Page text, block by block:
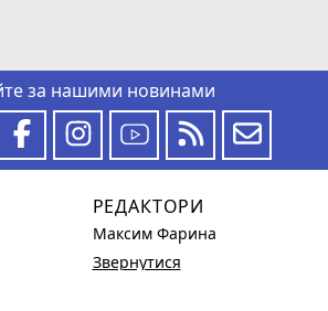
за нашими новинами
РЕДАКТОРИ
Максим Фарина
Звернутися